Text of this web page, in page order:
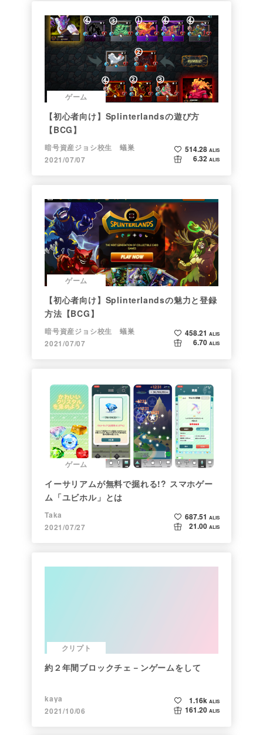
ゲーム
【初心者向け】Splinterlandsの遊び方
【BCG】
暗号資産ジョシ校生 蟻巣
2021/07/07
514.28 ALIS
6.32 ALIS
ゲーム
【初心者向け】Splinterlandsの魅力と登録
方法【BCG】
暗号資産ジョシ校生 蟻巣
2021/07/07
458.21 ALIS
6.70 ALIS
ゲーム
イーサリアムが無料で掘れる!? スマホゲー
ム「ユビホル」とは
Taka
2021/07/27
687.51 ALIS
21.00 ALIS
クリプト
約２年間ブロックチェ－ンゲームをして
kaya
2021/10/06
1.16k ALIS
161.20 ALIS